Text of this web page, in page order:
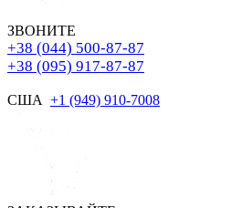
ЗВОНИТЕ
+38 (044) 500-87-87
+38 (095) 917-87-87
США +1 (949) 910-7008